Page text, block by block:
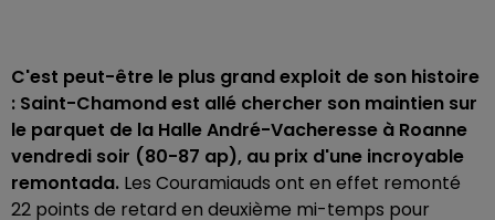
C'est peut-être le plus grand exploit de son histoire
: Saint-Chamond est allé chercher son maintien sur
le parquet de la Halle André-Vacheresse à Roanne
vendredi soir (80-87 ap), au prix d'une incroyable
remontada. Les Couramiauds ont en effet remonté
22 points de retard en deuxième mi-temps pour